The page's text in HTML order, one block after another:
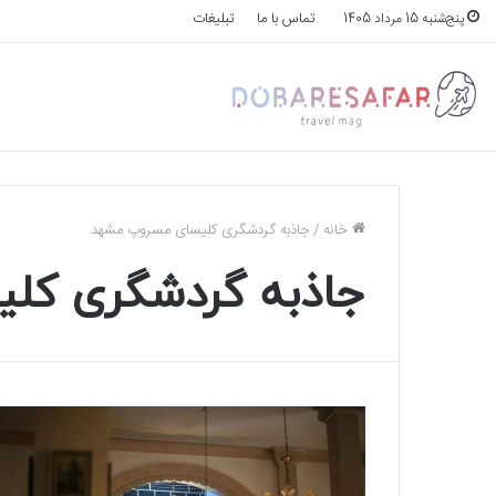
پنج‌شنبه 15 مرداد 1405 تماس با ما تبلیغات
خانه /جاذبه گردشگری کلیسای مسروپ مشهد
جاذبه گردشگری